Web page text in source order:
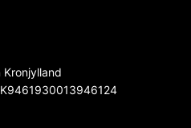
Kronjylland